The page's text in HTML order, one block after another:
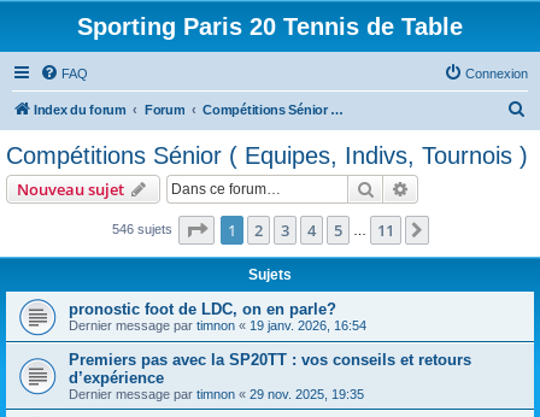
Sporting Paris 20 Tennis de Table
FAQ Connexion
Index du forum Forum Compétitions Sénior ( Equipes, Indivs, Tournois )
e
Compétitions Sénior ( Equipes, Indivs, Tournois )
Nouveau sujet Rechercher
546 sujets Page 1sur11
1 2 3 4 5 11
Sujets
pronostic foot de LDC, on en parle?
Dernier message par timnon « 19 janv. 2026, 16:54
Premiers pas avec la SP20TT : vos conseils et retours
d’expérience
Dernier message par timnon « 29 nov. 2025, 19:35